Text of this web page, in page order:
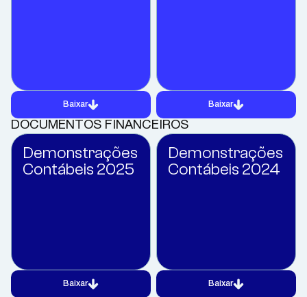
Baixar Baixar
DOCUMENTOS FINANCEIROS
Demonstrações
Contábeis 2025
Baixar
Demonstrações
Contábeis 2024
Baixar